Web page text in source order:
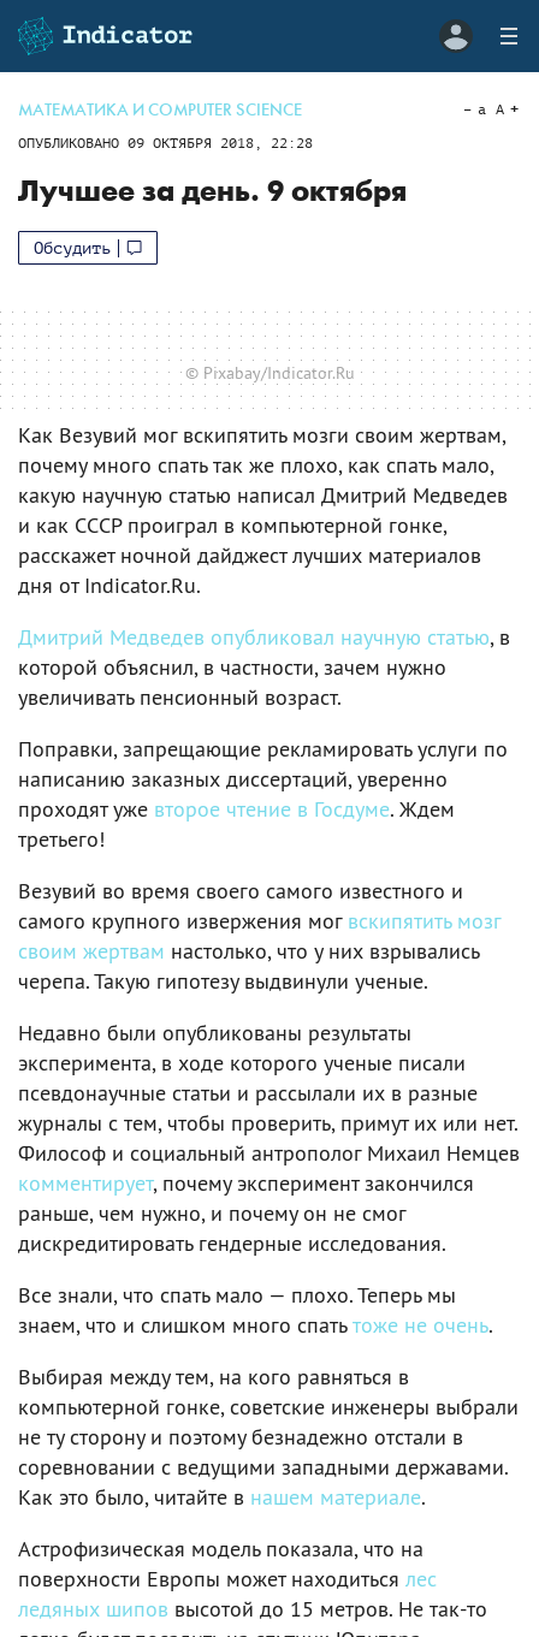
МАТЕМАТИКА И COMPUTER SCIENCE
ОПУБЛИКОВАНО 09 ОКТЯБРЯ 2018, 22:28
a A
Лучшее за день. 9 октября
Обсудить
© Pixabay/Indicator.Ru
Как Везувий мог вскипятить мозги своим жертвам,
почему много спать так же плохо, как спать мало,
какую научную статью написал Дмитрий Медведев
и как СССР проиграл в компьютерной гонке,
расскажет ночной дайджест лучших материалов
дня от Indicator.Ru.
Дмитрий Медведев опубликовал научную статью, в
которой объяснил, в частности, зачем нужно
увеличивать пенсионный возраст.
Поправки, запрещающие рекламировать услуги по
написанию заказных диссертаций, уверенно
проходят уже второе чтение в Госдуме. Ждем
третьего!
Везувий во время своего самого известного и
самого крупного извержения мог вскипятить мозг
своим жертвам настолько, что у них взрывались
черепа. Такую гипотезу выдвинули ученые.
Недавно были опубликованы результаты
эксперимента, в ходе которого ученые писали
псевдонаучные статьи и рассылали их в разные
журналы с тем, чтобы проверить, примут их или нет.
Философ и социальный антрополог Михаил Немцев
комментирует, почему эксперимент закончился
раньше, чем нужно, и почему он не смог
дискредитировать гендерные исследования.
Все знали, что спать мало — плохо. Теперь мы
знаем, что и слишком много спатьтоже не очень.
Выбирая между тем, на кого равняться в
компьютерной гонке, советские инженеры выбрали
не ту сторону и поэтому безнадежно отстали в
соревновании с ведущими западными державами.
Как это было, читайте в нашем материале.
Астрофизическая модель показала, что на
поверхности Европы может находиться лес
ледяных шипов высотой до 15 метров. Не так-то